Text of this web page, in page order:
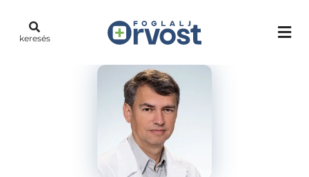
keresés